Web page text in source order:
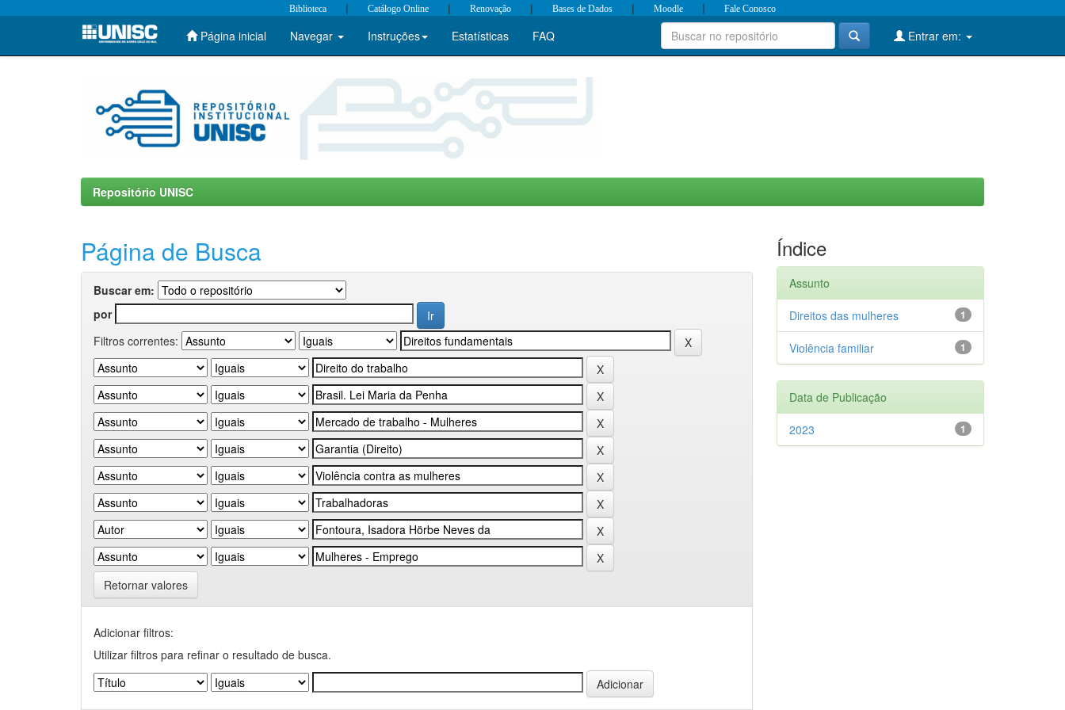
Skip
Biblioteca | Catálogo Online | Renovação | Bases de Dados | Moodle | Fale Conosco
Página inicial Navegar Instruções Estatísticas FAQ Entrar em:
Repositório UNISC
Página de Busca
Buscar em:
por
Filtros correntes:
Retornar valores
Adicionar filtros:
Utilizar filtros para refinar o resultado de busca.
Índice
Assunto
1
Direitos das mulheres
1
Violência familiar
Data de Publicação
1
2023